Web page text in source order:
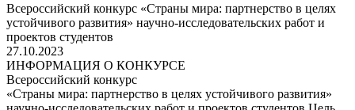
Всероссийский конкурс «Страны мира: партнерство в целях
устойчивого развития» научно-исследовательских работ и
проектов студентов
27.10.2023
ИНФОРМАЦИЯ О КОНКУРСЕ
Всероссийский конкурс
«Страны мира: партнерство в целях устойчивого развития»